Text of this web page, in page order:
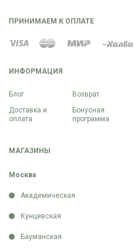
ИНФОРМАЦИЯ
Блог
Доставка и
оплата
Возврат
Бонусная
программа
МАГАЗИНЫ
Москва
Академическая
Кунцевская
Бауманская
ПРИНИМАЕМ К ОПЛАТЕ